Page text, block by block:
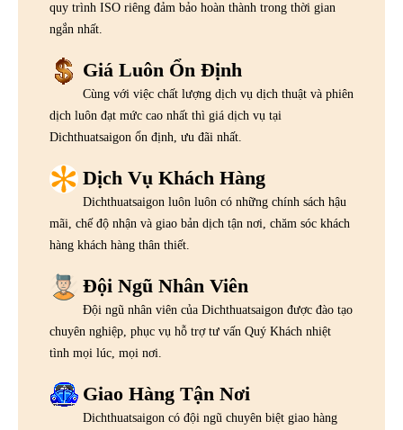
quy trình ISO riêng đảm bảo hoàn thành trong thời gian
ngắn nhất.
Giá Luôn Ổn Định
Cùng với việc chất lượng dịch vụ dịch thuật và phiên
dịch luôn đạt mức cao nhất thì giá dịch vụ tại
Dichthuatsaigon ổn định, ưu đãi nhất.
Dịch Vụ Khách Hàng
Dichthuatsaigon luôn luôn có những chính sách hậu
mãi, chế độ nhận và giao bản dịch tận nơi, chăm sóc khách
hàng khách hàng thân thiết.
Đội Ngũ Nhân Viên
Đội ngũ nhân viên của Dichthuatsaigon được đào tạo
chuyên nghiệp, phục vụ hỗ trợ tư vấn Quý Khách nhiệt
tình mọi lúc, mọi nơi.
Giao Hàng Tận Nơi
Dichthuatsaigon có đội ngũ chuyên biệt giao hàng